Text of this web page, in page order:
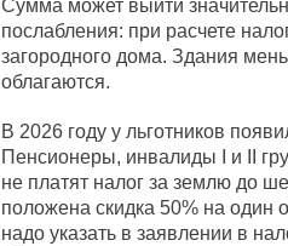
Сумма может выйти
послабления: при расчете
загородного дома. Здания
облагаются.
В 2026 году у льготников
Пенсионеры, инвалиды I и II
не платят налог за землю до
положена скидка 50% на один
надо указать в заявлении в